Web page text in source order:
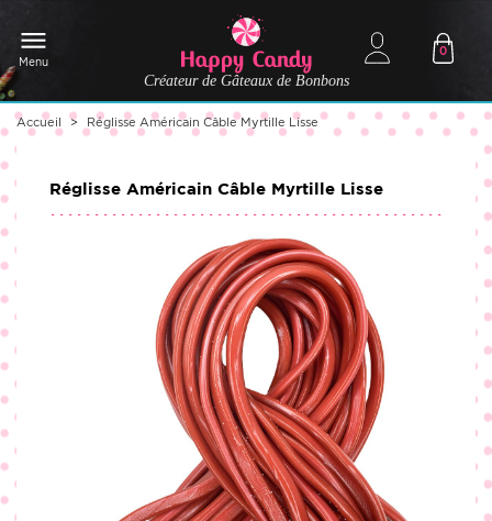
Menu
Créateur de Gâteaux de Bonbons
0
Accueil Réglisse Américain Câble Myrtille Lisse
Réglisse Américain Câble Myrtille Lisse